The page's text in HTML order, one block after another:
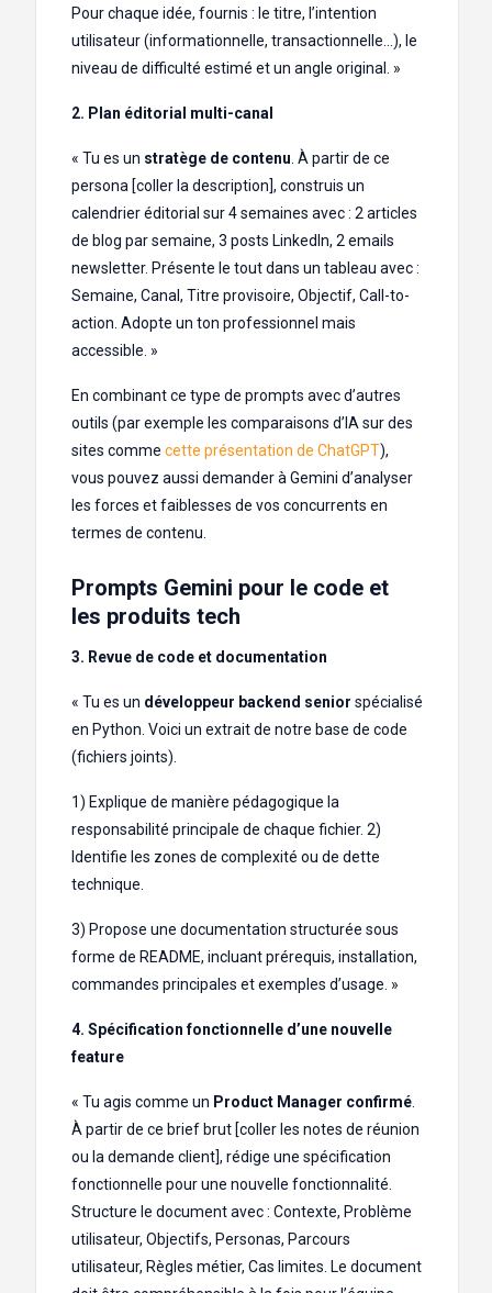
Pour chaque idée, fournis : le titre, l’intention
utilisateur (informationnelle, transactionnelle…), le
niveau de difficulté estimé et un angle original. »
2. Plan éditorial multi-canal
« Tu es un stratège de contenu . À partir de ce
persona [coller la description], construis un
calendrier éditorial sur 4 semaines avec : 2 articles
de blog par semaine, 3 posts LinkedIn, 2 emails
newsletter. Présente le tout dans un tableau avec :
Semaine, Canal, Titre provisoire, Objectif, Call-to-
action. Adopte un ton professionnel mais
accessible. »
En combinant ce type de prompts avec d’autres
outils (par exemple les comparaisons d’IA sur des
sites comme cette présentation de ChatGPT),
vous pouvez aussi demander à Gemini d’analyser
les forces et faiblesses de vos concurrents en
termes de contenu.
Prompts Gemini pour le code et
les produits tech
3. Revue de code et documentation
« Tu es un développeur backend senior spécialisé
en Python. Voici un extrait de notre base de code
(fichiers joints).
1) Explique de manière pédagogique la
responsabilité principale de chaque fichier. 2)
Identifie les zones de complexité ou de dette
technique.
3) Propose une documentation structurée sous
forme de README, incluant prérequis, installation,
commandes principales et exemples d’usage. »
4. Spécification fonctionnelle d’une nouvelle
feature
« Tu agis comme un Product Manager confirmé
À partir de ce brief brut [coller les notes de réunion
ou la demande client], rédige une spécification
fonctionnelle pour une nouvelle fonctionnalité.
Structure le document avec : Contexte, Problème
utilisateur, Objectifs, Personas, Parcours
utilisateur, Règles métier, Cas limites. Le document